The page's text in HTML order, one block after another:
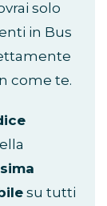
solo
in Bus
come te.
su tutti